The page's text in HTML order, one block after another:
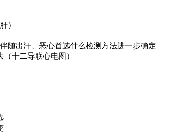
）
随出汗、恶心首选什么检测方法进一步确定
十二导联心电图）